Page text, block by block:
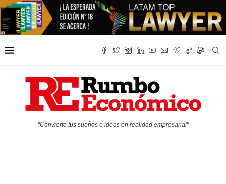
"Convierte tus sueños e ideas en realidad empresarial"